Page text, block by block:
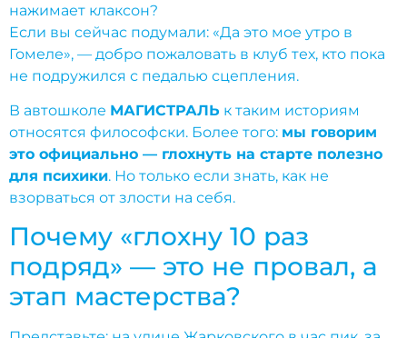
нажимает клаксон?
Если вы сейчас подумали: «Да это мое утро в
Гомеле», — добро пожаловать в клуб тех, кто пока
не подружился с педалью сцепления.
В автошколе МАГИСТРАЛЬ к таким историям
относятся философски. Более того: мы говорим
это официально — глохнуть на старте полезно
для психики. Но только если знать, как не
взорваться от злости на себя.
Почему «глохну 10 раз
подряд» — это не провал, а
этап мастерства?